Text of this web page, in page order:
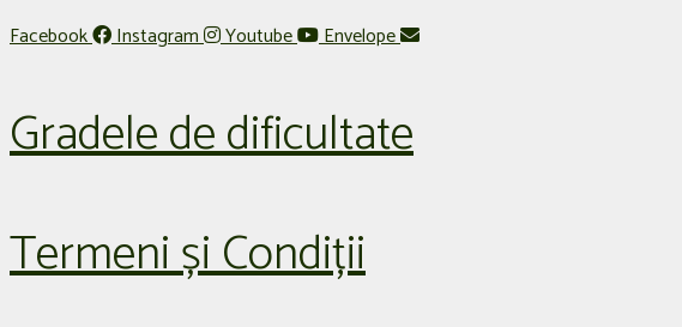
Facebook Instagram Youtube Envelope
Gradele de dificultate
Termeni și Condiții